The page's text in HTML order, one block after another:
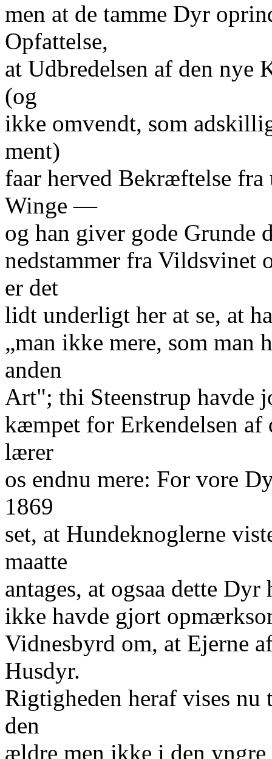
men at de tamme Dyr
Opfattelse,
at Udbredelsen af den
(og
ikke omvendt, som
ment)
faar herved Bekræftelse
Winge —
og han giver gode
nedstammer fra
er det
lidt underligt her at se, at
„man ikke mere, som man
anden
Art"; thi Steenstrup havde
kæmpet for Erkendelsen af
lærer
os endnu mere: For vore
1869
set, at Hundeknoglerne
maatte
antages, at ogsaa dette
ikke havde gjort
Vidnesbyrd om, at Ejerne
Husdyr.
Rigtigheden heraf vises
den
ældre men ikke i den yngre